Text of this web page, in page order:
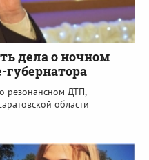
дела о ночном
губернатора
резонансном ДТП,
области